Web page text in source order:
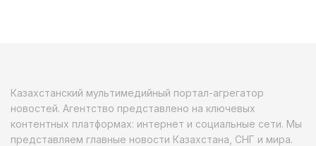
Казахстанский мультимедийный портал-агрегатор
новостей. Агентство представлено на ключевых
контентных платформах: интернет и социальные сети. Мы
представляем главные новости Казахстана, СНГ и мира.